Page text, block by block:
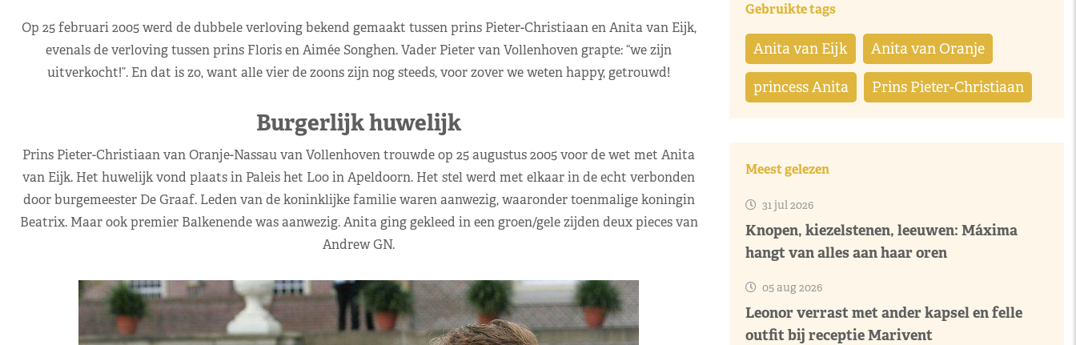
Op 25 februari 2005 werd de dubbele verloving bekend gemaakt tussen prins Pieter-Christiaan en Anita van Eijk,
evenals de verloving tussen prins Floris en Aimée Songhen. Vader Pieter van Vollenhoven grapte: “we zijn
uitverkocht!”. En dat is zo, want alle vier de zoons zijn nog steeds, voor zover we weten happy, getrouwd!
Burgerlijk huwelijk
Prins Pieter-Christiaan van Oranje-Nassau van Vollenhoven trouwde op 25 augustus 2005 voor de wet met Anita
van Eijk. Het huwelijk vond plaats in Paleis het Loo in Apeldoorn. Het stel werd met elkaar in de echt verbonden
door burgemeester De Graaf. Leden van de koninklijke familie waren aanwezig, waaronder toenmalige koningin
Beatrix. Maar ook premier Balkenende was aanwezig. Anita ging gekleed in een groen/gele zijden deux pieces van
Andrew GN.
Gebruikte tags
Anita van Eijk Anita van Oranje
princess Anita Prins Pieter-Christiaan
Meest gelezen
31 jul 2026
Knopen, kiezelstenen, leeuwen: Máxima
hangt van alles aan haar oren
05 aug 2026
Leonor verrast met ander kapsel en felle
outfit bij receptie Marivent